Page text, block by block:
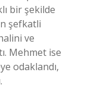
bir şekilde
şefkatli
ve
Mehmet ise
odaklandı,